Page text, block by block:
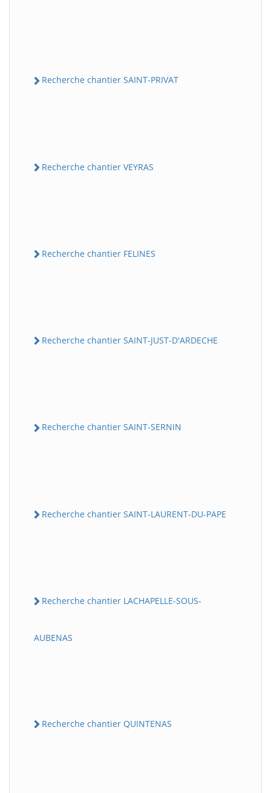
Recherche chantier SAINT-PRIVAT
Recherche chantier VEYRAS
Recherche chantier FELINES
Recherche chantier SAINT-JUST-D'ARDECHE
Recherche chantier SAINT-SERNIN
Recherche chantier SAINT-LAURENT-DU-PAPE
Recherche chantier LACHAPELLE-SOUS-
AUBENAS
Recherche chantier QUINTENAS